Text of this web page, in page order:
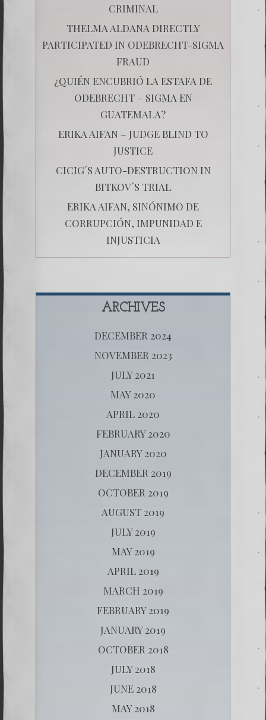
CRIMINAL
THELMA ALDANA DIRECTLY
PARTICIPATED IN ODEBRECHT-SIGMA
FRAUD
¿QUIÉN ENCUBRIÓ LA ESTAFA DE
ODEBRECHT – SIGMA EN
GUATEMALA?
ERIKA AIFAN – JUDGE BLIND TO
JUSTICE
CICIG´S AUTO-DESTRUCTION IN
BITKOV´S TRIAL
ERIKA AIFAN, SINÓNIMO DE
CORRUPCIÓN, IMPUNIDAD E
INJUSTICIA
ARCHIVES
DECEMBER 2024
NOVEMBER 2023
JULY 2021
MAY 2020
APRIL 2020
FEBRUARY 2020
JANUARY 2020
DECEMBER 2019
OCTOBER 2019
AUGUST 2019
JULY 2019
MAY 2019
APRIL 2019
MARCH 2019
FEBRUARY 2019
JANUARY 2019
OCTOBER 2018
JULY 2018
JUNE 2018
MAY 2018